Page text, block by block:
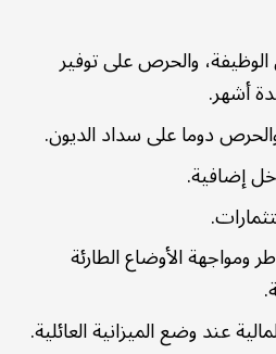
والحرص على توفير
أشهر.
دوما على سداد الديون.
إضافية.
ومواجهة الأوضاع الطارئة
عند وضع الميزانية العائلية.